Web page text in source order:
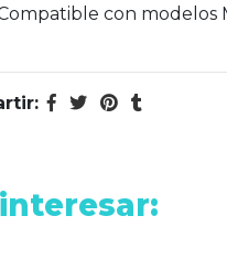
con modelos